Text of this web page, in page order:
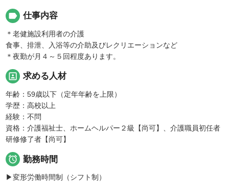
label 仕事内容
＊老健施設利用者の介護
食事、排泄、入浴等の介助及びレクリエーションなど
＊夜勤が月４～５回程度あります。
portrait 求める人材
年齢：59歳以下（定年年齢を上限）
学歴：高校以上
経験：不問
資格：介護福祉士、ホームヘルパー２級【尚可】、介護職員初任者
研修修了者【尚可】
 勤務時間
▶変形労働時間制（シフト制）